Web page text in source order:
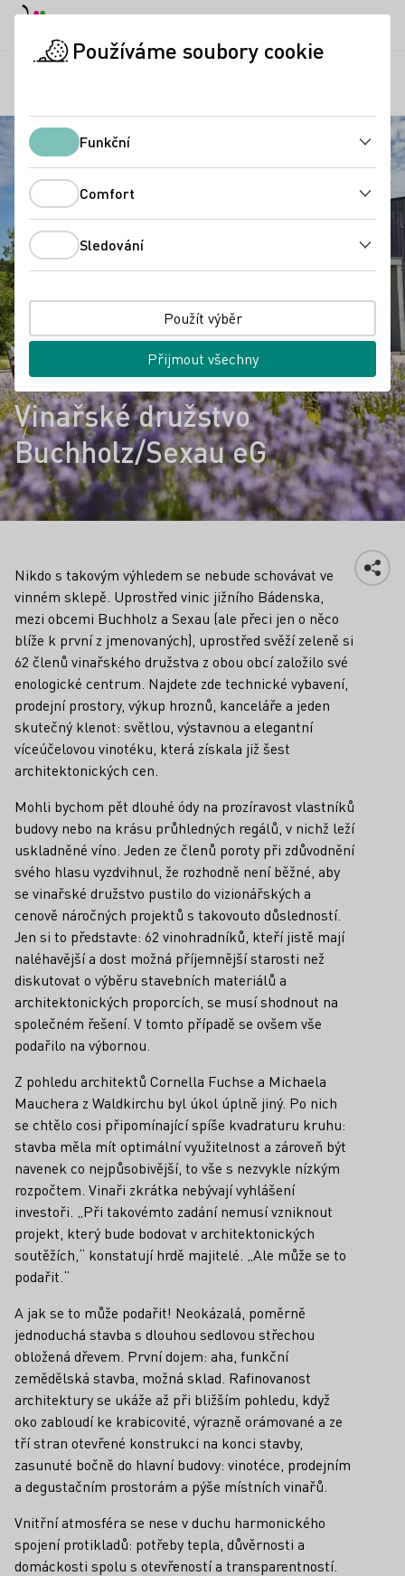
Vinařské družstvo
Buchholz/Sexau eG
Nikdo s takovým výhledem se nebude schovávat ve
vinném sklepě. Uprostřed vinic jižního Bádenska,
mezi obcemi Buchholz a Sexau (ale přeci jen o něco
blíže k první z jmenovaných), uprostřed svěží zeleně si
62 členů vinařského družstva z obou obcí založilo své
enologické centrum. Najdete zde technické vybavení,
prodejní prostory, výkup hroznů, kanceláře a jeden
skutečný klenot: světlou, výstavnou a elegantní
víceúčelovou vinotéku, která získala již šest
architektonických cen.
Mohli bychom pět dlouhé ódy na prozíravost vlastníků
budovy nebo na krásu průhledných regálů, v nichž leží
uskladněné víno. Jeden ze členů poroty při zdůvodnění
svého hlasu vyzdvihnul, že rozhodně není běžné, aby
se vinařské družstvo pustilo do vizionářských a
cenově náročných projektů s takovouto důsledností.
Jen si to představte: 62 vinohradníků, kteří jistě mají
naléhavější a dost možná příjemnější starosti než
diskutovat o výběru stavebních materiálů a
architektonických proporcích, se musí shodnout na
společném řešení. V tomto případě se ovšem vše
podařilo na výbornou.
Z pohledu architektů Cornella Fuchse a Michaela
Mauchera z Waldkirchu byl úkol úplně jiný. Po nich
se chtělo cosi připomínající spíše kvadraturu kruhu:
stavba měla mít optimální využitelnost a zároveň být
navenek co nejpůsobivější, to vše s nezvykle nízkým
rozpočtem. Vinaři zkrátka nebývají vyhlášení
investoři. „Při takovémto zadání nemusí vzniknout
projekt, který bude bodovat v architektonických
soutěžích,“ konstatují hrdě majitelé. „Ale může se to
podařit.“
A jak se to může podařit! Neokázalá, poměrně
jednoduchá stavba s dlouhou sedlovou střechou
obložená dřevem. První dojem: aha, funkční
zemědělská stavba, možná sklad. Rafinovanost
architektury se ukáže až při bližším pohledu, když
oko zabloudí ke krabicovité, výrazně orámované a ze
tří stran otevřené konstrukci na konci stavby,
zasunuté bočně do hlavní budovy: vinotéce, prodejním
a degustačním prostorám a pýše místních vinařů.
Vnitřní atmosféra se nese v duchu harmonického
spojení protikladů: potřeby tepla, důvěrnosti a
domáckosti spolu s otevřeností a transparentností.
Používáme soubory cookie
Funkční
Comfort
Sledování
Použít výběr
Přijmout všechny